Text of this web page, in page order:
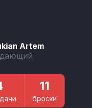
Artem
11
броски